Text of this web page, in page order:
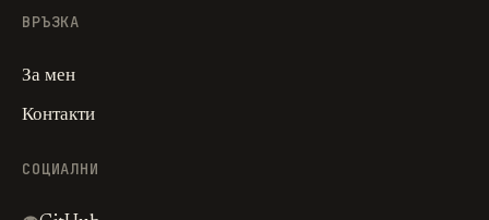
ВРЪЗКА
За мен
Контакти
СОЦИАЛНИ